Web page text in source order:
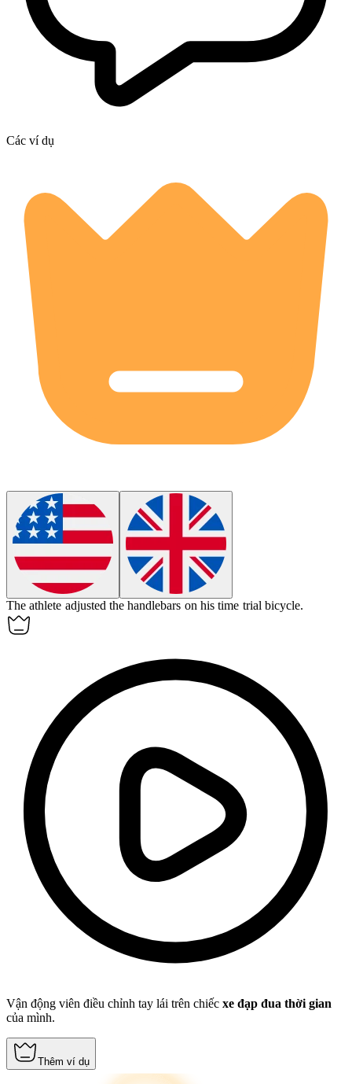
Các ví dụ
The athlete adjusted the handlebars on histime trial bicycle.
Vận động viên điều chỉnh tay lái trên chiếc xe đạp đua thời gian
của mình.
Thêm ví dụ